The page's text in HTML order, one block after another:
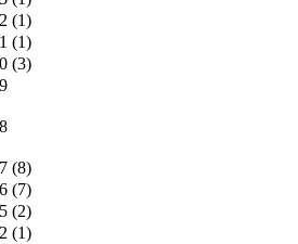
(1)
(1)
(3)
(8)
(7)
(2)
(1)